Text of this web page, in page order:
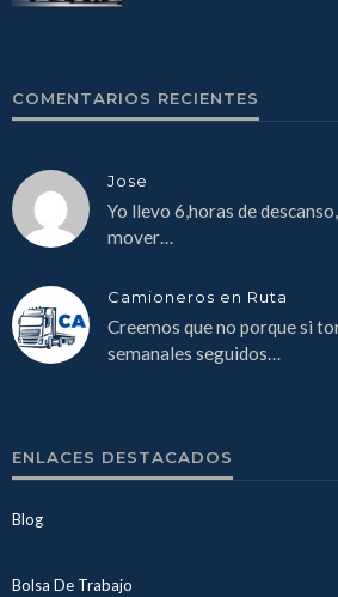
COMENTARIOS RECIENTES
Jose
Yo llevo 6,horas de
mover…
Camioneros en Ruta
Creemos que no porque si
semanales seguidos…
ENLACES DESTACADOS
Blog
Bolsa De Trabajo